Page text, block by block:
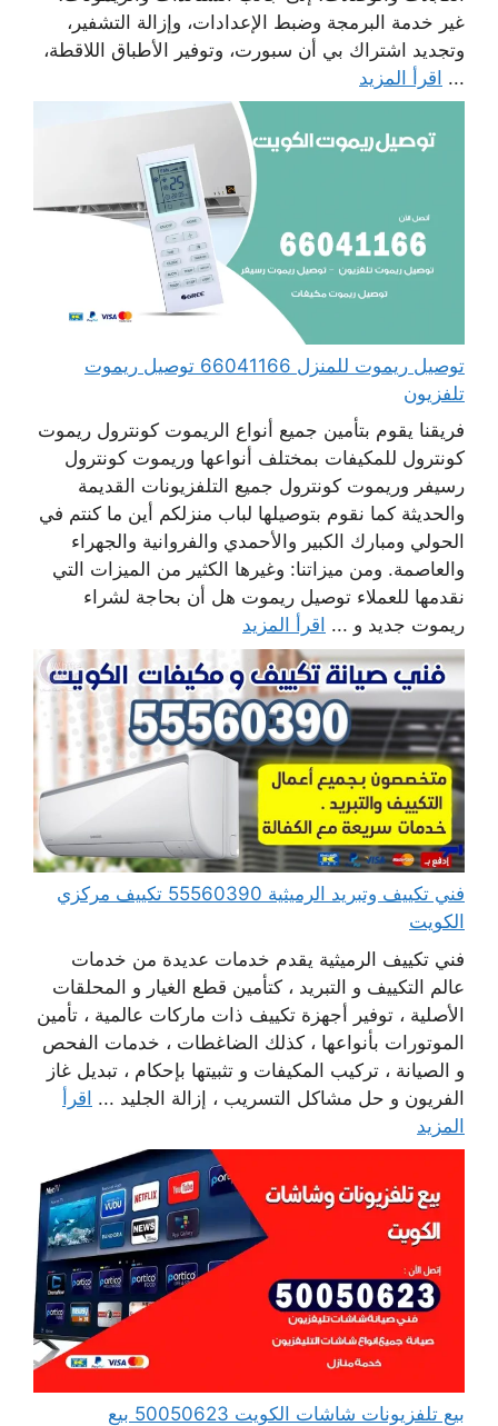
غير خدمة البرمجة وضبط الإعدادات، وإزالة التشفير،
وتجديد اشتراك بي أن سبورت، وتوفير الأطباق اللاقطة،
... اقرأ المزيد
توصيل ريموت للمنزل 66041166 توصيل ريموت
تلفزيون
فريقنا يقوم بتأمين جميع أنواع الريموت كونترول ريموت
كونترول للمكيفات بمختلف أنواعها وريموت كونترول
رسيفر وريموت كونترول جميع التلفزيونات القديمة
والحديثة كما نقوم بتوصيلها لباب منزلكم أين ما كنتم في
الحولي ومبارك الكبير والأحمدي والفروانية والجهراء
والعاصمة. ومن ميزاتنا: وغيرها الكثير من الميزات التي
نقدمها للعملاء توصيل ريموت هل أن بحاجة لشراء
ريموت جديد و ... اقرأ المزيد
فني تكييف وتبريد الرميثية 55560390 تكييف مركزي
الكويت
فني تكييف الرميثية يقدم خدمات عديدة من خدمات
عالم التكييف و التبريد ، كتأمين قطع الغيار و المحلقات
الأصلية ، توفير أجهزة تكييف ذات ماركات عالمية ، تأمين
الموتورات بأنواعها ، كذلك الضاغطات ، خدمات الفحص
و الصيانة ، تركيب المكيفات و تثبيتها بإحكام ، تبديل غاز
الفريون و حل مشاكل التسريب ، إزالة الجليد ... اقرأ
المزيد
بيع تلفزيونات شاشات الكويت 50050623 بيع